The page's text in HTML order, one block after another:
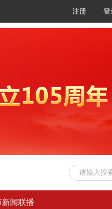
注册 登
请输入搜
新闻联播